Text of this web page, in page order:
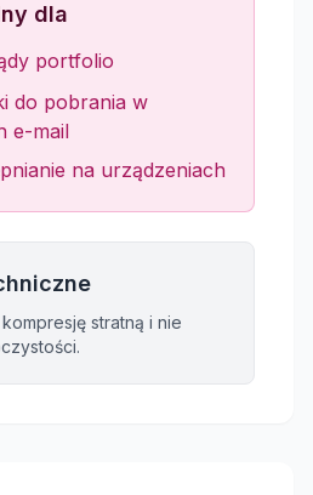
dla
portfolio
do pobrania w
e-mail
na urządzeniach
stratną i nie